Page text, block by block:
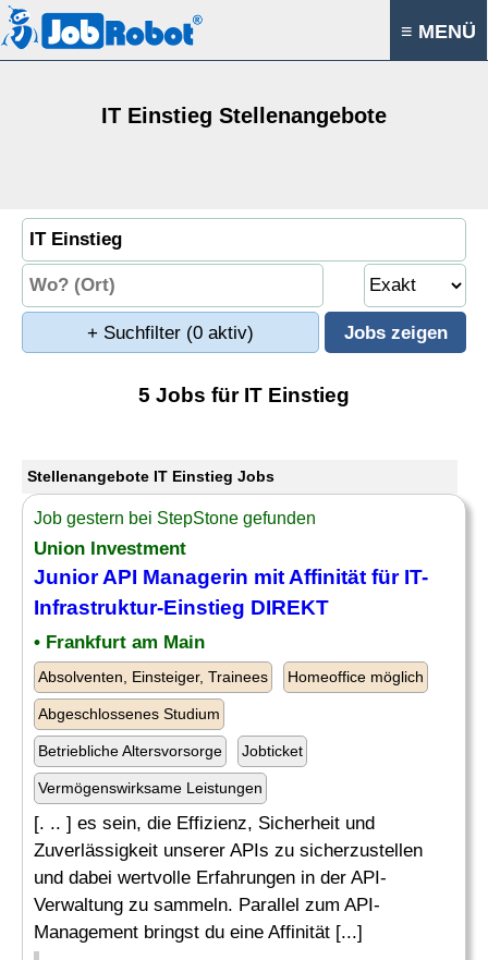
≡ MENÜ
IT Einstieg Stellenangebote
+ Suchfilter (0 aktiv)
5 Jobs für IT Einstieg
Stellenangebote IT Einstieg Jobs
Job gestern bei StepStone gefunden
Union Investment
Junior API Managerin mit Affinität für IT-
Infrastruktur-Einstieg DIREKT
• Frankfurt am Main
Absolventen, Einsteiger, Trainees Homeoffice möglich
Abgeschlossenes Studium
Betriebliche Altersvorsorge Jobticket
Vermögenswirksame Leistungen
[. .. ] es sein, die Effizienz, Sicherheit und
Zuverlässigkeit unserer APIs zu sicherzustellen
und dabei wertvolle Erfahrungen in der API-
Verwaltung zu sammeln. Parallel zum API-
Management bringst du eine Affinität [...]